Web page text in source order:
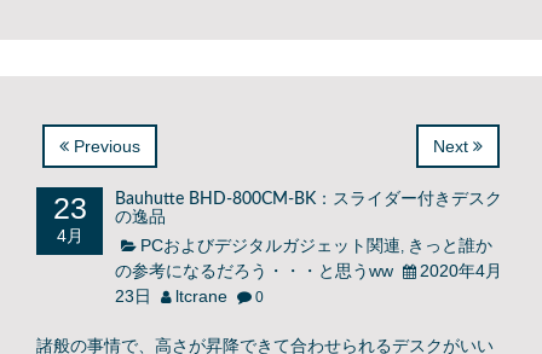
Previous Next
23
4月
Bauhutte BHD-800CM-BK：スライダー付きデスク
の逸品
PCおよびデジタルガジェット関連, きっと誰か
の参考になるだろう・・・と思うww
2020年4月
23日
ltcrane 0
諸般の事情で、高さが昇降できて合わせられるデスクがいい